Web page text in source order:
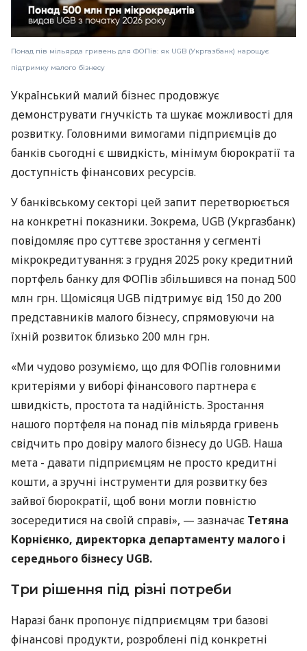
Понад пів мільярда гривень для ФОПів: як UGB (Укргазбанк) нарощує
підтримку малого бізнесу
Український малий бізнес продовжує
демонструвати гнучкість та шукає можливості для
розвитку. Головними вимогами підприємців до
банків сьогодні є швидкість, мінімум бюрократії та
доступність фінансових ресурсів.
У банківському секторі цей запит перетворюється
на конкретні показники. Зокрема, UGB (Укргазбанк)
повідомляє про суттєве зростання у сегменті
мікрокредитування: з грудня 2025 року кредитний
портфель банку для ФОПів збільшився на понад 500
млн грн. Щомісяця UGB підтримує від 150 до 200
представників малого бізнесу, спрямовуючи на
їхній розвиток близько 200 млн грн.
«Ми чудово розуміємо, що для ФОПів головними
критеріями у виборі фінансового партнера є
швидкість, простота та надійність. Зростання
нашого портфеля на понад пів мільярда гривень
свідчить про довіру малого бізнесу до UGB. Наша
мета - давати підприємцям не просто кредитні
кошти, а зручні інструменти для розвитку без
зайвої бюрократії, щоб вони могли повністю
зосередитися на своїй справі», — зазначає Тетяна
Корнієнко, директорка департаменту малого і
середнього бізнесу UGB.
Три рішення під різні потреби
Наразі банк пропонує підприємцям три базові
фінансові продукти, розроблені під конкретні